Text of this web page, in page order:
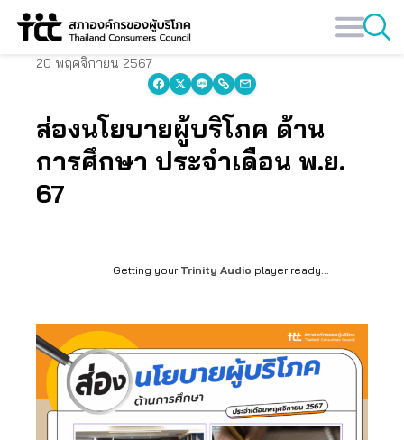
Skip
20 พฤศจิกายน 2567
ส่องนโยบายผู้บริโภค ด้าน
การศึกษา ประจำเดือน พ.ย.
67
Getting your Trinity Audio player ready...